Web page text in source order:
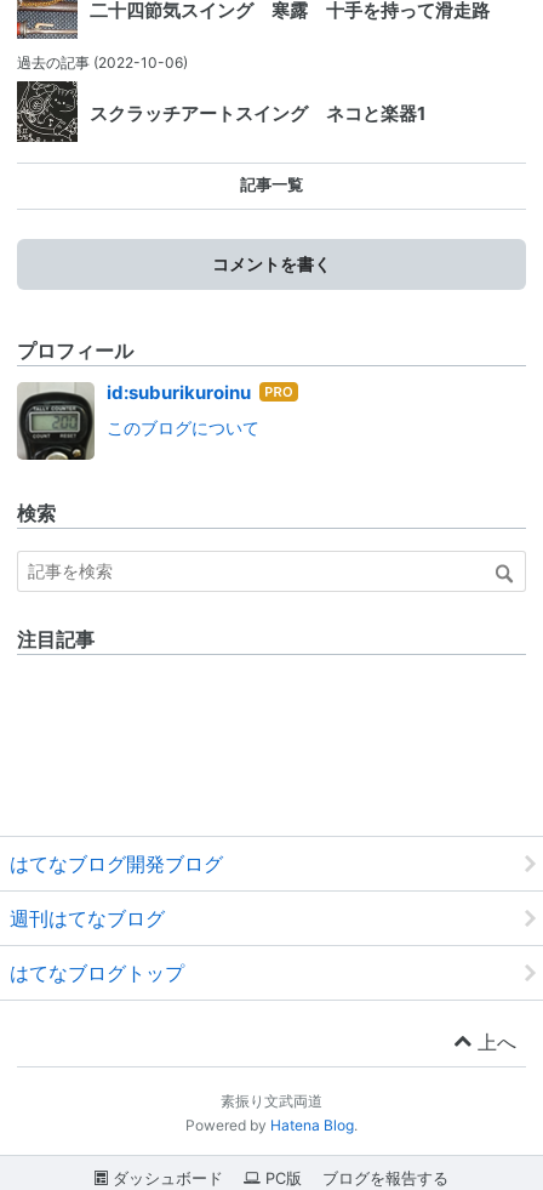
二十四節気スイング 寒露 十手を持って滑走路
過去の記事 (2022-10-06)
スクラッチアートスイング ネコと楽器1
記事一覧
コメントを書く
プロフィール
id:suburikuroinu はて
このブログについて
検索
注目記事
はてなブログ開発ブログ
週刊はてなブログ
はてなブログトップ
上へ
素振り文武両道
Powered by Hatena Blog.
ダッシュボード PC版 ブログを報告する